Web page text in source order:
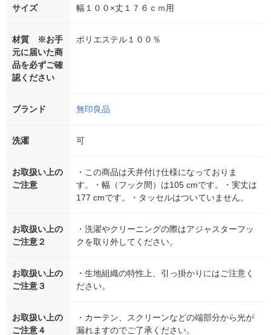
サイズ 幅１００×丈１７６ｃｍ用
材質 ※お手
元に届いた商
品を必ずご確
認ください
ポリエステル１００％
ブランド 無印良品
洗濯 可
お取扱い上の
ご注意
・この商品は天井付け仕様になっておりま
す。・幅（フック間）は105 cmです。・実丈は
177 cmです。・タッセルはついていません。
お取扱い上の
ご注意２
・洗濯やクリーニングの際はアジャスターフッ
クを取り外してください。
お取扱い上の
ご注意３
・生地組織の特性上、引っ掛かりにはご注意く
ださい。
お取扱い上の
ご注意４
・カーテン、スクリーンなどの端部分から光が
漏れますのでご了承ください。